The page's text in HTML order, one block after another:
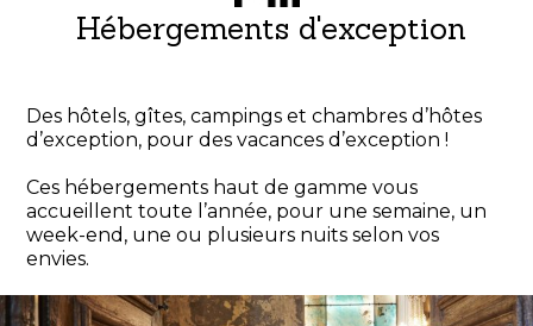
Hébergements d'exception
Des hôtels, gîtes, campings et chambres d’hôtes
d’exception, pour des vacances d’exception !
Ces hébergements haut de gamme vous
accueillent toute l’année, pour une semaine, un
week-end, une ou plusieurs nuits selon vos
envies.